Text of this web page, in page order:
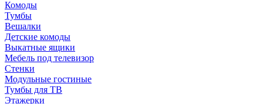
Комоды
Тумбы
Вешалки
Детские комоды
Выкатные ящики
Мебель под телевизор
Стенки
Модульные гостиные
Тумбы для ТВ
Этажерки